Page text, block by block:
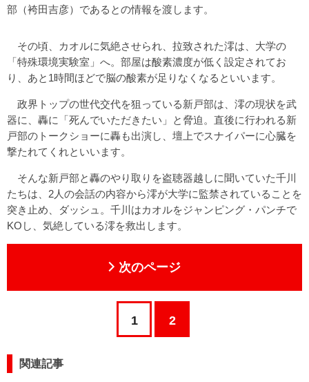
部（袴田吉彦）であるとの情報を渡します。
その頃、カオルに気絶させられ、拉致された澪は、大学の
「特殊環境実験室」へ。部屋は酸素濃度が低く設定されてお
り、あと1時間ほどで脳の酸素が足りなくなるといいます。
政界トップの世代交代を狙っている新戸部は、澪の現状を武
器に、轟に「死んでいただきたい」と脅迫。直後に行われる新
戸部のトークショーに轟も出演し、壇上でスナイパーに心臓を
撃たれてくれといいます。
そんな新戸部と轟のやり取りを盗聴器越しに聞いていた千川
たちは、2人の会話の内容から澪が大学に監禁されていることを
突き止め、ダッシュ。千川はカオルをジャンピング・パンチで
KOし、気絶している澪を救出します。
次のページ
1 2
関連記事